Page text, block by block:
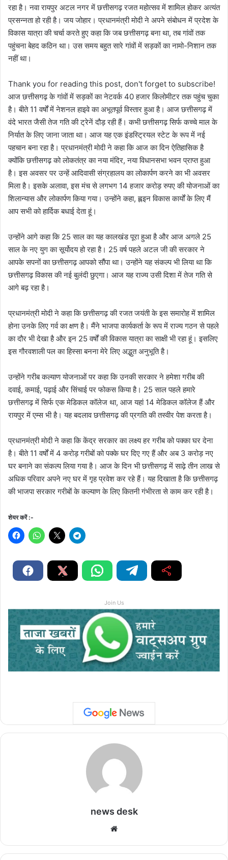
रहा है। नवा रायपुर अटल नगर में छत्तीसगढ़ रजत महोत्सव में शामिल होकर अत्यंत
प्रसन्नता हो रही है। जय जोहार। प्रधानमंत्री मोदी ने अपने संबोधन में प्रदेश के
विकास यात्रा की चर्चा करते हुए कहा कि जब छत्तीसगढ़ बना था, तब गांवों तक
पहुंचना बेहद कठिन था। उस समय बहुत सारे गांवों में सड़कों का नामो-निशान तक
नहीं था।
Thank you for reading this post, don't forget to subscribe!
आज छत्तीसगढ़ के गांवों में सड़कों का नेटवर्क 40 हजार किलोमीटर तक पहुंच चुका
है। बीते 11 वर्षों में नेशनल हाइवे का अभूतपूर्व विस्तार हुआ है। आज छत्तीसगढ़ में
वंदे भारत जैसी तेज गति की ट्रेनें दौड़ रही हैं। कभी छत्तीसगढ़ सिर्फ कच्चे माल के
निर्यात के लिए जाना जाता था। आज यह एक इंडस्ट्रियल स्टेट के रूप में नई
पहचान बना रहा है। प्रधानमंत्री मोदी ने कहा कि आज का दिन ऐतिहासिक है
क्योंकि छत्तीसगढ़ को लोकतंत्र का नया मंदिर, नया विधानसभा भवन प्राप्त हुआ
है। इस अवसर पर उन्हें आदिवासी संग्रहालय का लोकार्पण करने का भी अवसर
मिला है। इसके अलावा, इस मंच से लगभग 14 हजार करोड़ रुपए की योजनाओं का
शिलान्यास और लोकार्पण किया गया। उन्होंने कहा, ह्लइन विकास कार्यों के लिए मैं
आप सभी को हार्दिक बधाई देता हूं।
उन्होंने आगे कहा कि 25 साल का यह कालखंड पूरा हुआ है और आज अगले 25
साल के नए युग का सूर्योदय हो रहा है। 25 वर्ष पहले अटल जी की सरकार ने
आपके सपनों का छत्तीसगढ़ आपको सौंपा था। उन्होंने यह संकल्प भी लिया था कि
छत्तीसगढ़ विकास की नई बुलंदी छुएगा। आज यह राज्य उसी दिशा में तेज गति से
आगे बढ़ रहा है।
प्रधानमंत्री मोदी ने कहा कि छत्तीसगढ़ की रजत जयंती के इस समारोह में शामिल
होना उनके लिए गर्व का क्षण है। मैंने भाजपा कार्यकर्ता के रूप में राज्य गठन से पहले
का दौर भी देखा है और इन 25 वर्षों की विकास यात्रा का साक्षी भी रहा हूं। इसलिए
इस गौरवशाली पल का हिस्सा बनना मेरे लिए अद्भुत अनुभूति है।
उन्होंने गरीब कल्याण योजनाओं पर कहा कि उनकी सरकार ने हमेशा गरीब की
दवाई, कमाई, पढ़ाई और सिंचाई पर फोकस किया है। 25 साल पहले हमारे
छत्तीसगढ़ में सिर्फ एक मेडिकल कॉलेज था, आज यहां 14 मेडिकल कॉलेज हैं और
रायपुर में एम्स भी है। यह बदलाव छत्तीसगढ़ की प्रगति की तस्वीर पेश करता है।
प्रधानमंत्री मोदी ने कहा कि केंद्र सरकार का लक्ष्य हर गरीब को पक्का घर देना
है। बीते 11 वर्षों में 4 करोड़ गरीबों को पक्के घर दिए गए हैं और अब 3 करोड़ नए
घर बनाने का संकल्प लिया गया है। आज के दिन भी छत्तीसगढ़ में साढ़े तीन लाख से
अधिक परिवार अपने नए घर में गृह प्रवेश कर रहे हैं। यह दिखाता है कि छत्तीसगढ़
की भाजपा सरकार गरीबों के कल्याण के लिए कितनी गंभीरता से काम कर रही है।
शेयर करें :-
Join Us
news desk
te